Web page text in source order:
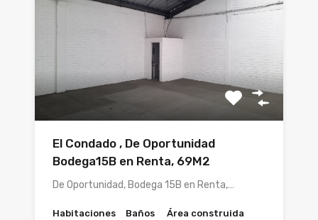
El Condado , De Oportunidad
Bodega15B en Renta, 69M2
De Oportunidad, Bodega 15B en Renta,…
Habitaciones Baños Área construida